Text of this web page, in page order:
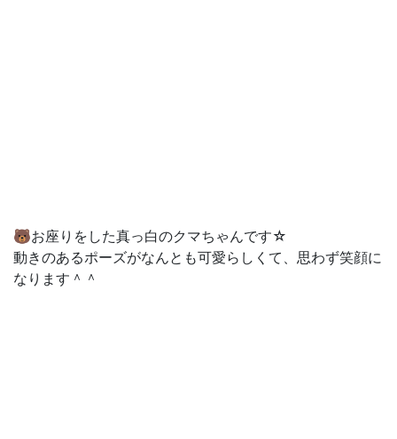
🐻お座りをした真っ白のクマちゃんです☆
動きのあるポーズがなんとも可愛らしくて、思わず笑顔に
なります＾＾